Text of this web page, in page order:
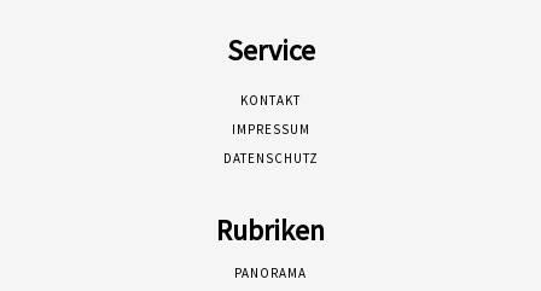
Service
KONTAKT
IMPRESSUM
DATENSCHUTZ
Rubriken
PANORAMA